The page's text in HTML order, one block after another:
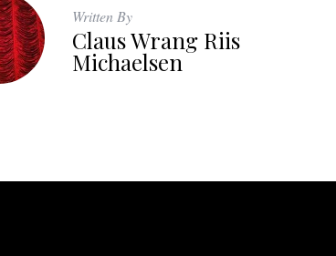
Written By
Claus Wrang Riis
Michaelsen